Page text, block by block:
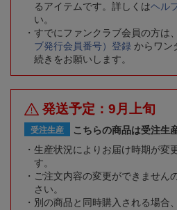
るアイテムです。詳しくはヘル
い。
すでにファンクラブ会員の方は、
ブ発行会員番号）登録 からワン
続きをお願いします。
発送予定：9月上旬
受注生産
こちらの商品は受注生
生産状況によりお届け時期が変
す。
ご注文内容の変更ができません
さい。
別の商品と同時購入される場合